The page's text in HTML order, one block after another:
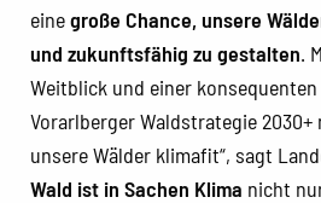
einegroße Chance, unsere
und zukunftsfähig zu gestalten.
Weitblick und einer
Vorarlberger Waldstrategie 2030+
unsere Wälder klimafit“, sagt
Wald ist in Sachen Klima nicht